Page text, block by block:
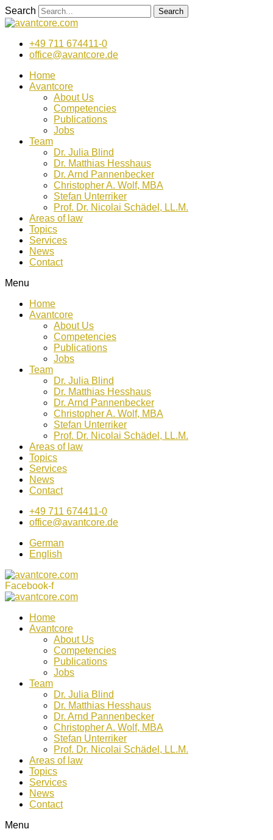
Zum
Inhalt
Search Search
+49 711 674411-0
office@avantcore.de
Home
Avantcore
About Us
Competencies
Publications
Jobs
Team
Dr. Julia Blind
Dr. Matthias Hesshaus
Dr. Arnd Pannenbecker
Christopher A. Wolf, MBA
Stefan Unterriker
Prof. Dr. Nicolai Schädel, LL.M.
Areas of law
Topics
Services
News
Contact
Menu
Home
Avantcore
About Us
Competencies
Publications
Jobs
Team
Dr. Julia Blind
Dr. Matthias Hesshaus
Dr. Arnd Pannenbecker
Christopher A. Wolf, MBA
Stefan Unterriker
Prof. Dr. Nicolai Schädel, LL.M.
Areas of law
Topics
Services
News
Contact
+49 711 674411-0
office@avantcore.de
German
English
Facebook-f
Home
Avantcore
About Us
Competencies
Publications
Jobs
Team
Dr. Julia Blind
Dr. Matthias Hesshaus
Dr. Arnd Pannenbecker
Christopher A. Wolf, MBA
Stefan Unterriker
Prof. Dr. Nicolai Schädel, LL.M.
Areas of law
Topics
Services
News
Contact
Menu